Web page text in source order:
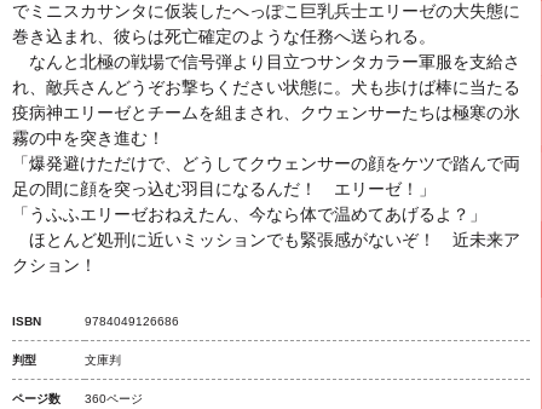
でミニスカサンタに仮装したへっぽこ巨乳兵士エリーゼの大失態に
巻き込まれ、彼らは死亡確定のような任務へ送られる。
なんと北極の戦場で信号弾より目立つサンタカラー軍服を支給さ
れ、敵兵さんどうぞお撃ちください状態に。犬も歩けば棒に当たる
疫病神エリーゼとチームを組まされ、クウェンサーたちは極寒の氷
霧の中を突き進む！
「爆発避けただけで、どうしてクウェンサーの顔をケツで踏んで両
足の間に顔を突っ込む羽目になるんだ！ エリーゼ！」
「うふふエリーゼおねえたん、今なら体で温めてあげるよ？」
ほとんど処刑に近いミッションでも緊張感がないぞ！ 近未来ア
クション！
ISBN 9784049126686
判型 文庫判
ページ数 360ページ